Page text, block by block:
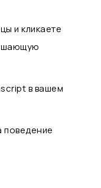
и кликаете
в вашем